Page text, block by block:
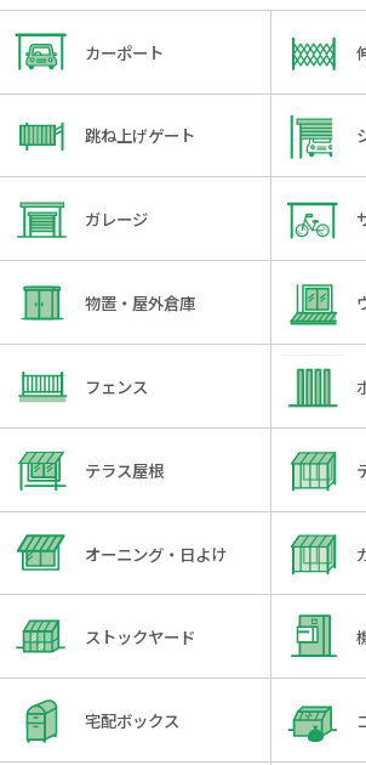
カーポート
跳ね上げゲート
ガレージ
物置・屋外倉庫
フェンス
テラス屋根
オーニング・日よけ
ストックヤード
宅配ボックス